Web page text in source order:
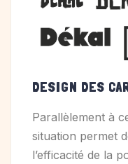
DESIGN DES
Parallèlement à
situation permet
l’efficacité de la